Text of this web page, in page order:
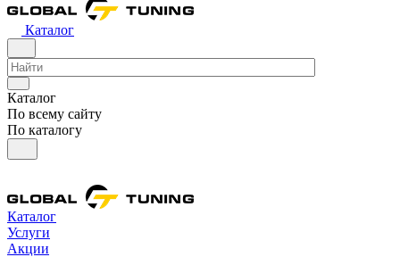
Каталог
Каталог
По всему сайту
По каталогу
Каталог
Услуги
Акции